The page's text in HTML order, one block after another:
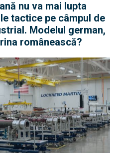
nu va mai lupta
tactice pe câmpul de
Modelul german,
românească?